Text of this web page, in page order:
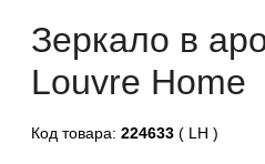
Зеркало в
Louvre Home
Код товара: 224633 ( LH )